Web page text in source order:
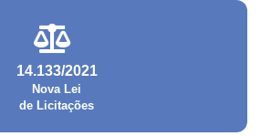
14.133/2021
Nova Lei
de Licitações